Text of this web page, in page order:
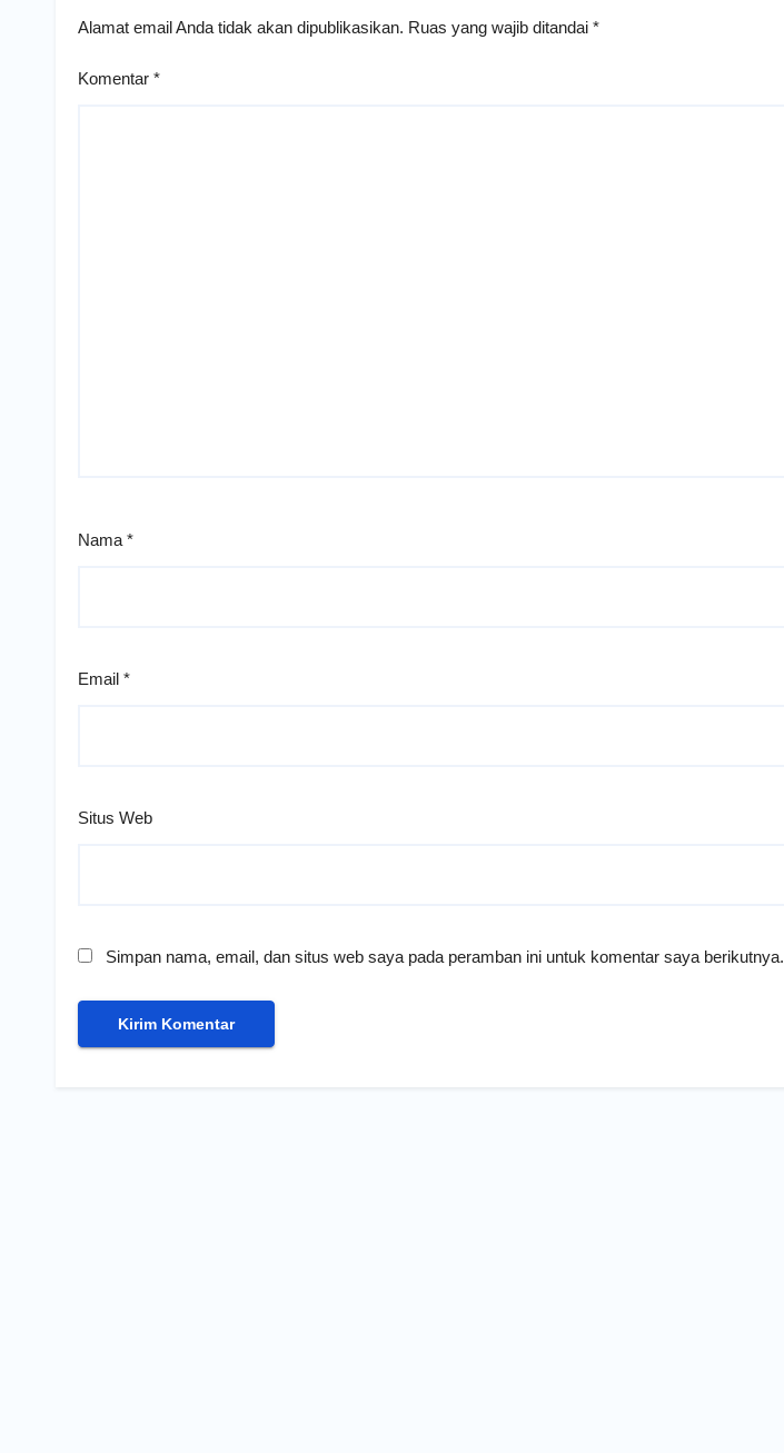
Alamat email Anda tidak akan dipublikasikan. Ruas yang wajib ditandai *
Komentar *
Nama*
Email *
Situs Web
Simpan nama, email, dan situs web saya pada peramban ini untuk komentar saya berikutnya.